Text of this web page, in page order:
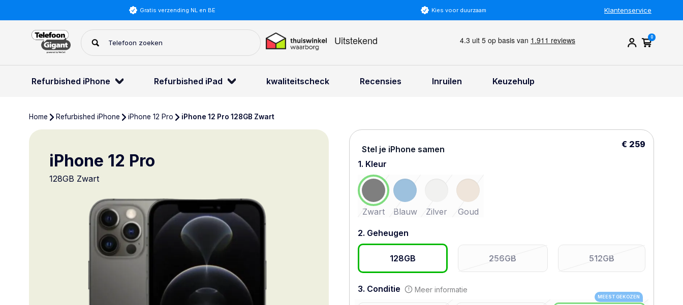
Gratis verzending NL en BE Kies voor duurzaam Klantenservice
0
Refurbished iPhone Refurbished iPad kwaliteitscheck Recensies Inruilen Keuzehulp
Home Refurbished iPhone iPhone 12 Pro iPhone 12 Pro 128GB Zwart
iPhone 12 Pro
128GB Zwart
Stel je iPhone samen
€ 259
1. Kleur
Zwart Blauw Zilver Goud
2. Geheugen
128GB 256GB 512GB
3. Conditie Meer informatie
MEEST GEKOZEN